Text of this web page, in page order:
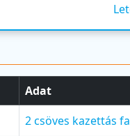
Adat
2 csöves kazettás